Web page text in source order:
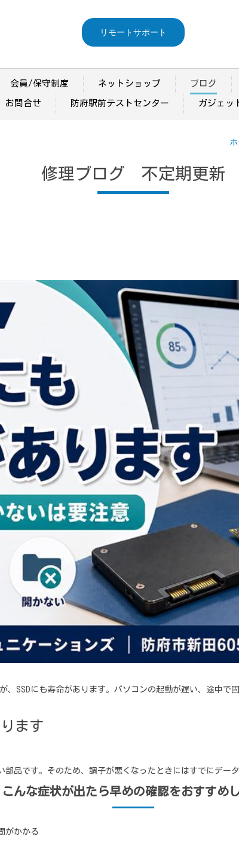
リモートサポート
会員/保守制度 ネットショップ ブログ
お問合せ 防府駅前テストセンター ガジェッ
修理ブログ 不定期更新
、SSDにも寿命があります。パソコンの起動が遅い、途中
ます
部品です。そのため、調子が悪くなったときにはすでにデー
こんな症状が出たら早めの確認をおすすめ
がかかる